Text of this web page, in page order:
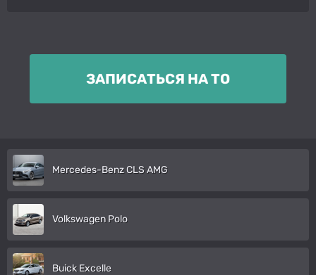
ЗАПИСАТЬСЯ НА ТО
Mercedes-Benz CLS AMG
Volkswagen Polo
Buick Excelle